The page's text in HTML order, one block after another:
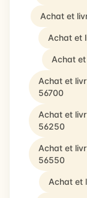
Achat et
Achat et
Achat
Achat et
56700
Achat et
56250
Achat et
56550
Achat et